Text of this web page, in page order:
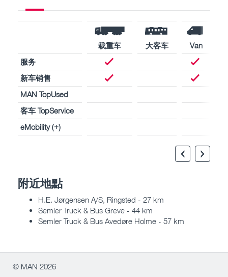
载重车 大客车
Van
服务
新车销售
MAN TopUsed
客车 TopService
eMobility (+)
附近地點
H.E. Jørgensen A/S, Ringsted - 27 km
Semler Truck & Bus Greve - 44 km
Semler Truck & Bus Avedøre Holme - 57 km
© MAN 2026